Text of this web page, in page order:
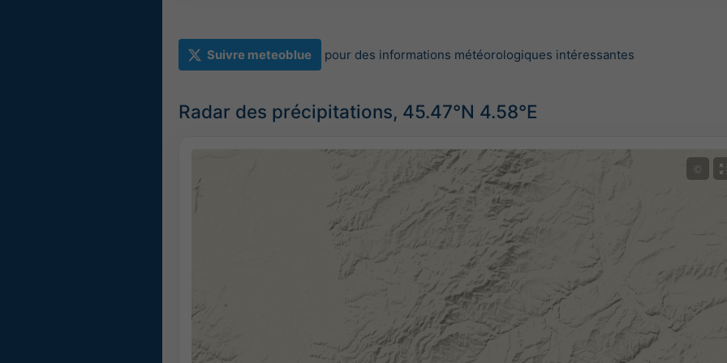
Suivre meteoblue pour des informations météorologiques intéressantes
Radar des précipitations, 45.47°N 4.58°E
©